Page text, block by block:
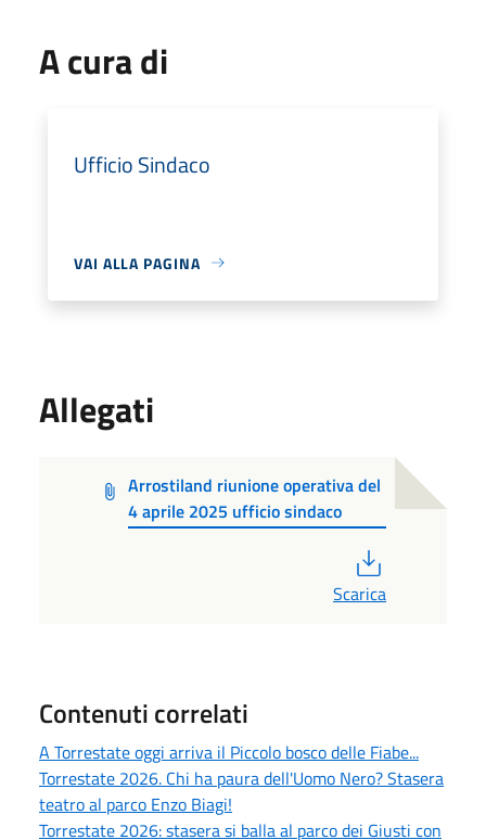
A cura di
Ufficio Sindaco
VAI ALLA PAGINA
Allegati
Arrostiland riunione operativa del
4 aprile 2025 ufficio sindaco
Scarica
Contenuti correlati
A Torrestate oggi arriva il Piccolo bosco delle Fiabe...
Torrestate 2026. Chi ha paura dell'Uomo Nero? Stasera
teatro al parco Enzo Biagi!
Torrestate 2026: stasera si balla al parco dei Giusti con